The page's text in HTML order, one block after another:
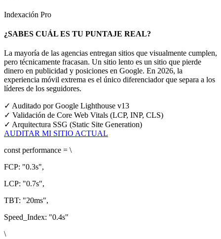
Indexación Pro
¿SABES CUÁL ES TU PUNTAJE REAL?
La mayoría de las agencias entregan sitios que visualmente cumplen,
pero técnicamente fracasan. Un sitio lento es un sitio que pierde
dinero en publicidad y posiciones en Google. En 2026, la
experiencia móvil extrema es el único diferenciador que separa a los
líderes de los seguidores.
✓ Auditado por Google Lighthouse v13
✓ Validación de Core Web Vitals (LCP, INP, CLS)
✓ Arquitectura SSG (Static Site Generation)
AUDITAR MI SITIO ACTUAL
const performance = \
FCP: "0.3s",
LCP: "0.7s",
TBT: "20ms",
Speed_Index: "0.4s"
\